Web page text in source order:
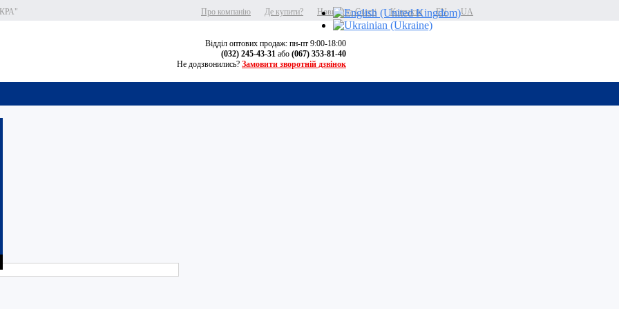
UA
EN
Контакти
Новини та Статті
Де купити?
Про компанію
Відділ оптових продаж: пн-пт 9:00-18:00
(032) 245-43-31 або (067) 353-81-40
Не додзвонились? Замовити зворотній дзвінок